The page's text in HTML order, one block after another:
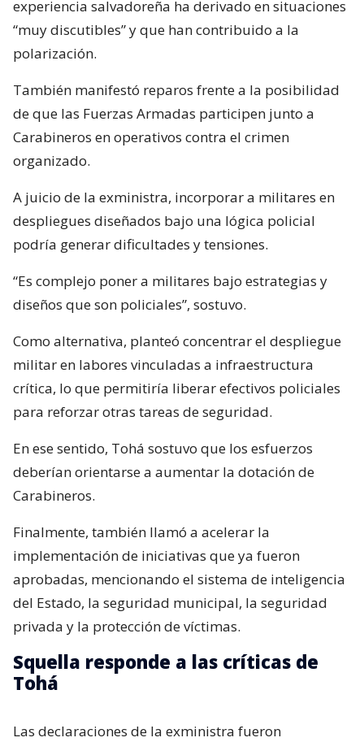
experiencia salvadoreña ha derivado en situaciones
“muy discutibles” y que han contribuido a la
polarización.
También manifestó reparos frente a la posibilidad
de que las Fuerzas Armadas participen junto a
Carabineros en operativos contra el crimen
organizado.
A juicio de la exministra, incorporar a militares en
despliegues diseñados bajo una lógica policial
podría generar dificultades y tensiones.
“Es complejo poner a militares bajo estrategias y
diseños que son policiales”, sostuvo.
Como alternativa, planteó concentrar el despliegue
militar en labores vinculadas a infraestructura
crítica, lo que permitiría liberar efectivos policiales
para reforzar otras tareas de seguridad.
En ese sentido, Tohá sostuvo que los esfuerzos
deberían orientarse a aumentar la dotación de
Carabineros.
Finalmente, también llamó a acelerar la
implementación de iniciativas que ya fueron
aprobadas, mencionando el sistema de inteligencia
del Estado, la seguridad municipal, la seguridad
privada y la protección de víctimas.
Squella responde a las críticas de
Tohá
Las declaraciones de la exministra fueron